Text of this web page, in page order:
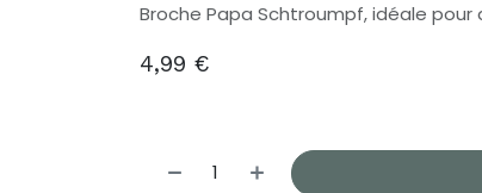
Broche Papa Schtroumpf, idéale
4,99 €